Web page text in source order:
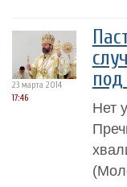
23 марта 2014
17:46
Нет